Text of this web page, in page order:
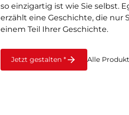
so einzigartig ist wie Sie selbst.
erzählt eine Geschichte, die nur
einem Teil Ihrer Geschichte.
Jetzt gestalten * Alle